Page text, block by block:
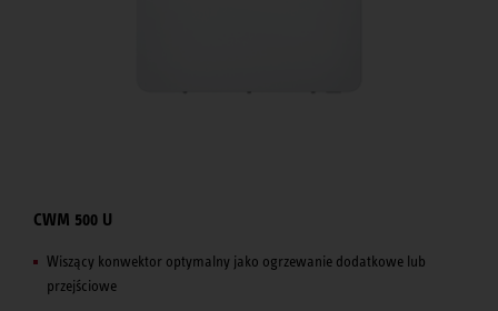
CWM 500 U
Wiszący konwektor optymalny jako ogrzewanie dodatkowe lub
przejściowe